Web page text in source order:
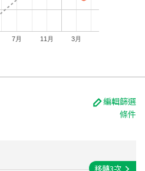
7月 11月 3月
編輯篩選
條件
移轉3次